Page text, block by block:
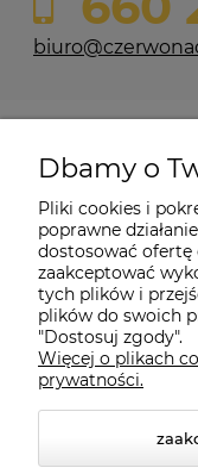
Moje konto
O firmie
Czerwona Dynia|
Dbamy o
Pliki cookies i
poprawne
dostosować ofertę
zaakceptować
tych plików i
plików do swoich
"Dostosuj zgody".
Więcej o plikach
prywatności.